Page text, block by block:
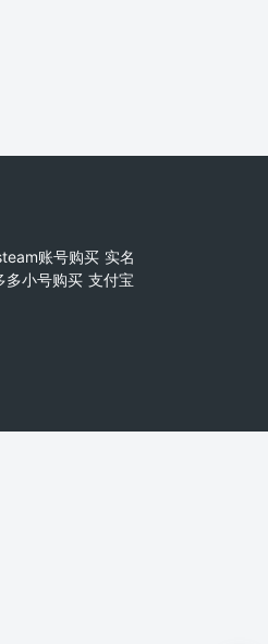
账号购买 实名
多小号购买 支付宝